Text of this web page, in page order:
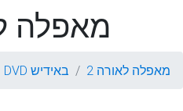
מאפלה
DVD באידיש מאפלה לאורה 2